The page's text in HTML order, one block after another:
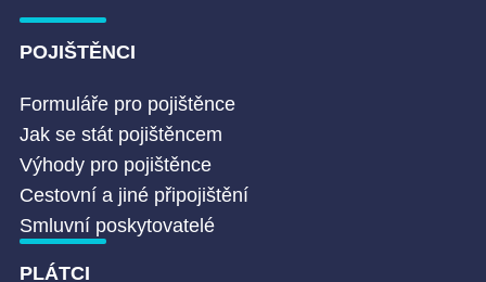
POJIŠTĚNCI
Formuláře pro pojištěnce
Jak se stát pojištěncem
Výhody pro pojištěnce
Cestovní a jiné připojištění
Smluvní poskytovatelé
PLÁTCI